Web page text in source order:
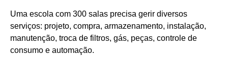
Uma escola com 300 salas precisa gerir diversos
serviços: projeto, compra, armazenamento, instalação,
manutenção, troca de filtros, gás, peças, controle de
consumo e automação.